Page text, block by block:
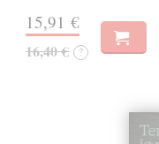
15,91 €
16,40 € ?